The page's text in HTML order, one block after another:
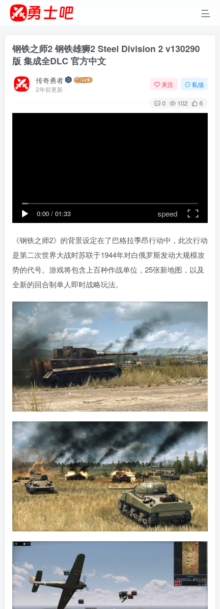
钢铁之师2 钢铁雄狮2 Steel Division 2 v130290
版 集成全DLC 官方中文
传奇勇者
2年前更新
关注 私信
0 102 6
0:00 / 01:33 speed
《钢铁之师2》的背景设定在了巴格拉季昂行动中，此次行动
是第二次世界大战时苏联于1944年对白俄罗斯发动大规模攻
势的代号。游戏将包含上百种作战单位，25张新地图，以及
全新的回合制单人即时战略玩法。